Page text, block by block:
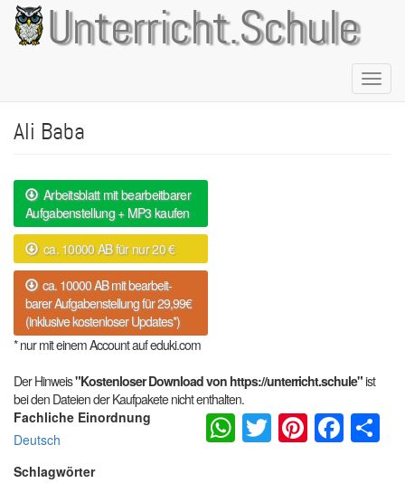
Direkt
zum
Inhalt
Unterricht.Schule
Ali Baba
Arbeitsblatt mit bearbeitbarer
Aufgabenstellung + MP3 kaufen
ca. 10000 AB für nur 20 €
ca. 10000 AB mit bearbeit-
barer Aufgabenstellung für 29,99€
(inklusive kostenloser Updates*)
* nur mit einem Account auf eduki.com
Der Hinweis"Kostenloser Download von https://unterricht.schule"ist
bei den Dateien der Kaufpakete nicht enthalten.
Fachliche Einordnung
Deutsch
Schlagwörter
WhatsApp
Twitter